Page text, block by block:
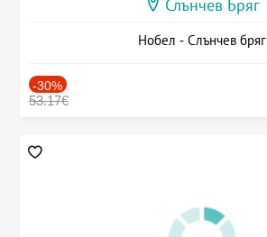
Слънчев Бряг
Нобел - Слънчев бряг
-30%
53.17€